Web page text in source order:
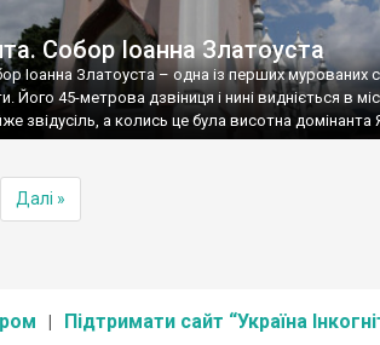
Собор Іоанна Златоуста
Іоанна Златоуста – одна із перших мурованих
Його 45-метрова дзвіниця і нині видніється в
звідусіль, а колись це була висотна домінанта
Далі »
Підтримати сайт “Україна